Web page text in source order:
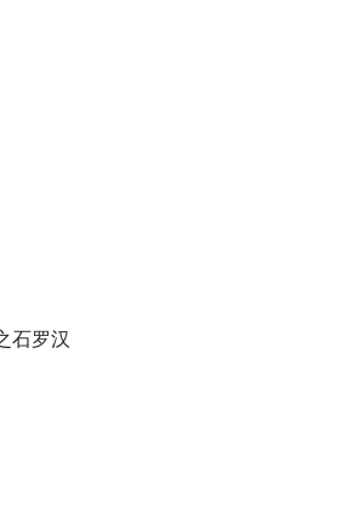
石罗汉